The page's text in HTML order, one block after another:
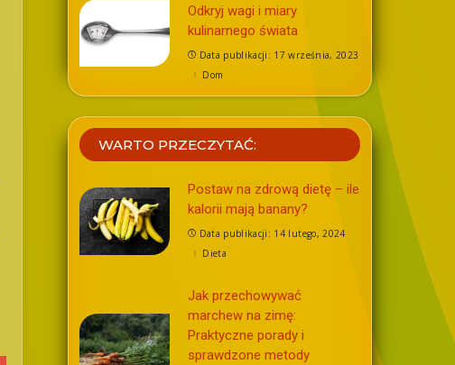
Odkryj wagi i miary
kulinarnego świata
Data publikacji: 17 września, 2023
Dom
WARTO PRZECZYTAĆ:
Postaw na zdrową dietę – ile
kalorii mają banany?
Data publikacji: 14 lutego, 2024
Dieta
Jak przechowywać
marchew na zimę:
Praktyczne porady i
sprawdzone metody